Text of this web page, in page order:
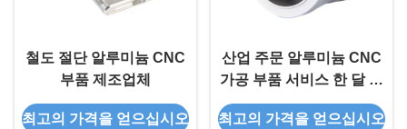
철도 절단 알루미늄 CNC
부품 제조업체
최고의 가격을 얻으십시오
산업 주문 알루미늄 CNC
가공 부품 서비스 한 달 보
증
최고의 가격을 얻으십시오